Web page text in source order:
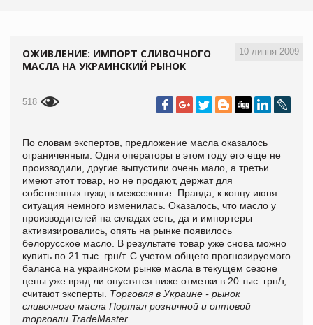
10 липня 2009
ОЖИВЛЕНИЕ: ИМПОРТ СЛИВОЧНОГО
МАСЛА НА УКРАИНСКИЙ РЫНОК
518
По словам экспертов, предложение масла оказалось
ограниченным. Одни операторы в этом году его еще не
производили, другие выпустили очень мало, а третьи
имеют этот товар, но не продают, держат для
собственных нужд в межсезонье. Правда, к концу июня
ситуация немного изменилась. Оказалось, что масло у
производителей на складах есть, да и импортеры
активизировались, опять на рынке появилось
белорусское масло. В результате товар уже снова можно
купить по 21 тыс. грн/т. С учетом общего прогнозируемого
баланса на украинском рынке масла в текущем сезоне
цены уже вряд ли опустятся ниже отметки в 20 тыс. грн/т,
считают эксперты. Торговля в Украине - рынок
сливочного масла Портал розничной и оптовой
торговли TradeMaster